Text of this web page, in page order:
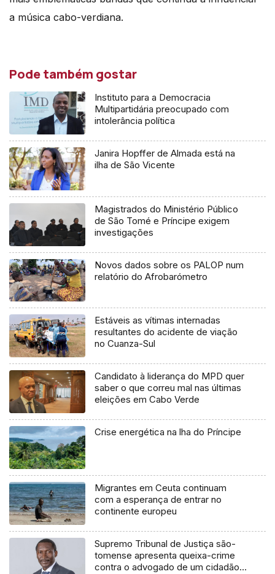
a música cabo-verdiana.
Pode também gostar
Instituto para a Democracia
Multipartidária preocupado com
intolerância política
Janira Hopffer de Almada está na
ilha de São Vicente
Magistrados do Ministério Público
de São Tomé e Príncipe exigem
investigações
Novos dados sobre os PALOP num
relatório do Afrobarómetro
Estáveis as vítimas internadas
resultantes do acidente de viação
no Cuanza-Sul
Candidato à liderança do MPD quer
saber o que correu mal nas últimas
eleições em Cabo Verde
Crise energética na lha do Príncipe
Migrantes em Ceuta continuam
com a esperança de entrar no
continente europeu
Supremo Tribunal de Justiça são-
tomense apresenta queixa-crime
contra o advogado de um cidadão